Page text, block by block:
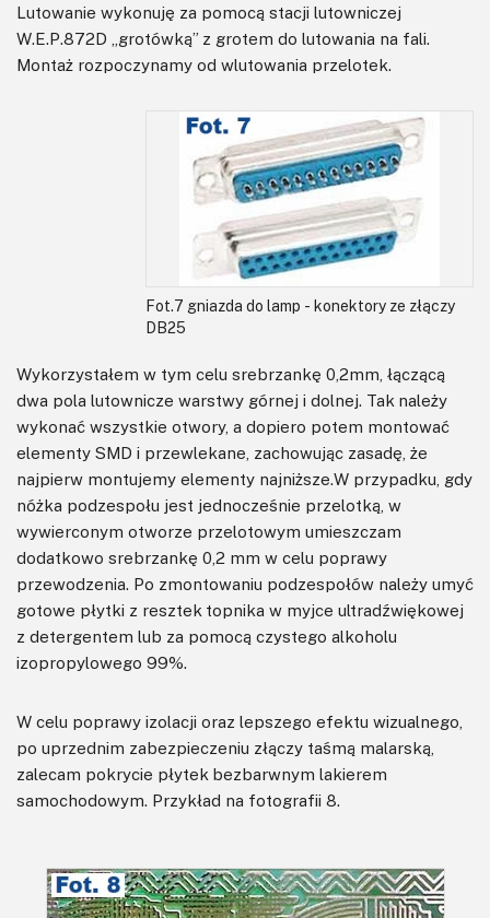
Lutowanie wykonuję za pomocą stacji lutowniczej
W.E.P.872D „grotówką” z grotem do lutowania na fali.
Montaż rozpoczynamy od wlutowania przelotek.
Fot.7 gniazda do lamp - konektory ze złączy
DB25
Wykorzystałem w tym celu srebrzankę 0,2mm, łączącą
dwa pola lutownicze warstwy górnej i dolnej. Tak należy
wykonać wszystkie otwory, a dopiero potem montować
elementy SMD i przewlekane, zachowując zasadę, że
najpierw montujemy elementy najniższe.W przypadku, gdy
nóżka podzespołu jest jednocześnie przelotką, w
wywierconym otworze przelotowym umieszczam
dodatkowo srebrzankę 0,2 mm w celu poprawy
przewodzenia. Po zmontowaniu podzespołów należy umyć
gotowe płytki z resztek topnika w myjce ultradźwiękowej
z detergentem lub za pomocą czystego alkoholu
izopropylowego 99%.
W celu poprawy izolacji oraz lepszego efektu wizualnego,
po uprzednim zabezpieczeniu złączy taśmą malarską,
zalecam pokrycie płytek bezbarwnym lakierem
samochodowym. Przykład na fotografii 8.